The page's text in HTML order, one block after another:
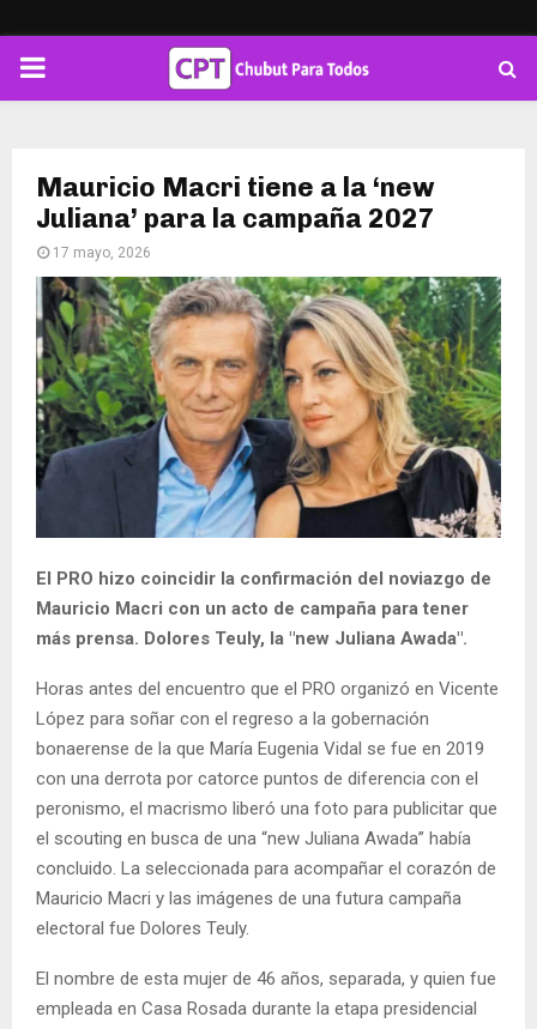
PRIMARY
Mauricio Macri tiene a la ‘new
Juliana’ para la campaña 2027
17 mayo, 2026
El PRO hizo coincidir la confirmación del noviazgo de
Mauricio Macri con un acto de campaña para tener
más prensa. Dolores Teuly, la "new Juliana Awada".
Horas antes del encuentro que el PRO organizó en Vicente
López para soñar con el regreso a la gobernación
bonaerense de la que María Eugenia Vidal se fue en 2019
con una derrota por catorce puntos de diferencia con el
peronismo, el macrismo liberó una foto para publicitar que
el scouting en busca de una “new Juliana Awada” había
concluido. La seleccionada para acompañar el corazón de
Mauricio Macri y las imágenes de una futura campaña
electoral fue Dolores Teuly.
El nombre de esta mujer de 46 años, separada, y quien fue
empleada en Casa Rosada durante la etapa presidencial